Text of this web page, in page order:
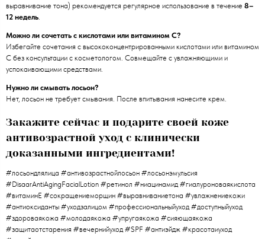
выравнивание тона) рекомендуется регулярное использование в течение 8–
12 недель.
Можно ли сочетать с кислотами или витамином C?
Избегайте сочетания с высококонцентрированными кислотами или витамином
C без консультации с косметологом. Совмещайте с увлажняющими и
успокаивающими средствами.
Нужно ли смывать лосьон?
Нет, лосьон не требует смывания. После впитывания нанесите крем.
Закажите сейчас и подарите своей коже
антивозрастной уход с клинически
доказанными ингредиентами!
#лосьондлялица #антивозрастнойлосьон #лосьонэмульсия
#DisaarAntiAgingFacialLotion #ретинол #ниацинамид #гиалуроноваякислота
#витаминЕ #сокращениеморщин #выравниваниетона #увлажнениекожи
#антиоксиданты #уходзалицом #профессиональныйуход #доступныйуход
#здороваякожа #молодаякожа #упругаякожа #сияющаякожа
#защитаотстарения #вечернийуход #SPF #антиэйдж #красотаиуход